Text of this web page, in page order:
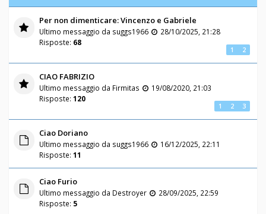
Per non dimenticare: Vincenzo e Gabriele
Ultimo messaggio da suggs1966
28/10/2025, 21:28
Risposte: 68
1 2
CIAO FABRIZIO
Ultimo messaggio da Firmitas
19/08/2020, 21:03
Risposte: 120
1 2 3
Ciao Doriano
Ultimo messaggio da suggs1966
16/12/2025, 22:11
Risposte: 11
Ciao Furio
Ultimo messaggio da Destroyer
28/09/2025, 22:59
Risposte: 5